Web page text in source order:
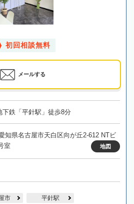
初回相談無料
メールする
下鉄「平針駅」徒歩8分
知県名古屋市天白区向が丘2-612 NTビ
室
地図
市 平針駅